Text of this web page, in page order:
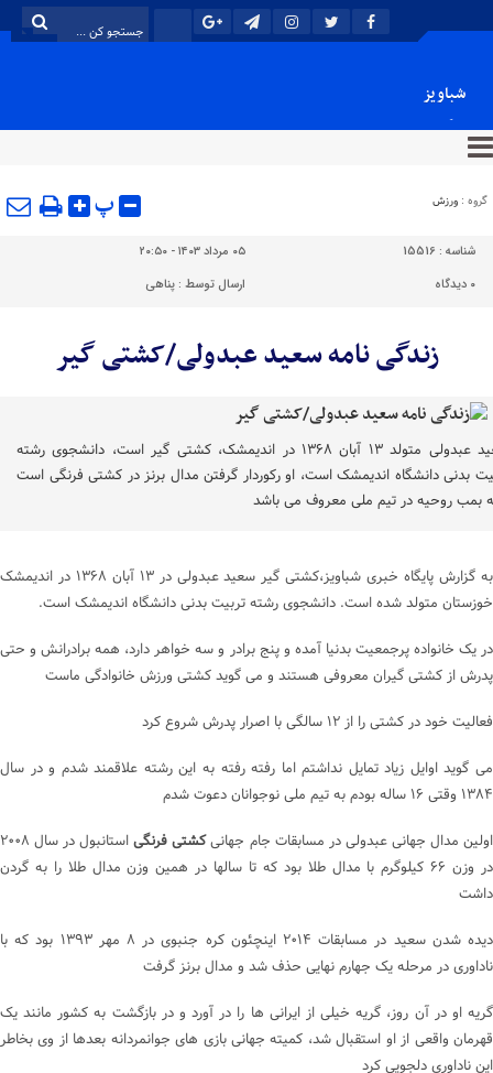
شباویز
پایگاه خبری شباویز
گروه : ورزش پ
شناسه : 15516
۰۵ مرداد ۱۴۰۳ - ۲۰:۵۰
۰ دیدگاه ارسال توسط :پناهی
زندگی نامه سعید عبدولی/کشتی گیر
سعید عبدولی متولد ۱۳ آبان ۱۳۶۸ در اندیمشک، کشتی گیر است، دانشجوی رشته
بدنی دانشگاه اندیمشک است، او رکوردار گرفتن مدال برنز در کشتی فرنگی است
بمب روحیه در تیم ملی معروف می باشد
به گزارش پایگاه خبری شباویز،کشتی گیر سعید عبدولی در ۱۳ آبان ۱۳۶۸ در اندیمشک
خوزستان متولد شده است. دانشجوی رشته تربیت بدنی دانشگاه اندیمشک است.
در یک خانواده پرجمعیت بدنیا آمده و پنج برادر و سه خواهر دارد، همه برادرانش و حتی
پدرش از کشتی گیران معروفی هستند و می گوید کشتی ورزش خانوادگی ماست
فعالیت خود در کشتی را از ۱۲ سالگی با اصرار پدرش شروع کرد
می گوید اوایل زیاد تمایل نداشتم اما رفته رفته به این رشته علاقمند شدم و در سال
۱۳۸۴ وقتی ۱۶ ساله بودم به تیم ملی نوجوانان دعوت شدم
اولین مدال جهانی عبدولی در مسابقات جام جهانیکشتی فرنگی
استانبول در سال ۲۰۰۸
در وزن ۶۶ کیلوگرم با مدال طلا بود که تا سالها در همین وزن مدال طلا را به گردن
داشت
دیده شدن سعید در مسابقات ۲۰۱۴ اینچئون کره جنبوی در ۸ مهر ۱۳۹۳ بود که با
ناداوری در مرحله یک جهارم نهایی حذف شد و مدال برنز گرفت
گریه او در آن روز، گریه خیلی از ایرانی ها را در آورد و در بازگشت به کشور مانند یک
قهرمان واقعی از او استقبال شد، کمیته‌ جهانی بازی‌ های جوانمردانه بعدها از وی بخاطر
این ناداوری دلجویی کرد